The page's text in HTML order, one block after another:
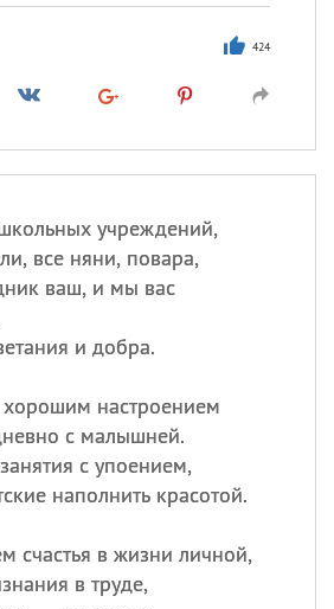
424
учреждений,
все няни, повара,
ваш, и мы вас
и добра.
настроением
с малышней.
с упоением,
наполнить красотой.
счастья в жизни личной,
в труде,